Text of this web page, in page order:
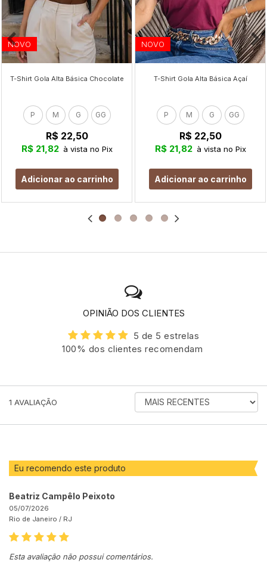
NOVO
T-Shirt Gola Alta Básica Chocolate
P M G GG
R$ 22,50
R$ 21,82 à vista no Pix
Adicionar ao carrinho
NOVO
T-Shirt Gola Alta Básica Açaí
P M G GG
R$ 22,50
R$ 21,82 à vista no Pix
Adicionar ao carrinho
OPINIÃO DOS CLIENTES
5 de 5 estrelas
100% dos clientes recomendam
1 AVALIAÇÃO
ORDENAR
AVALIAÇÕES
Eu recomendo este produto
Beatriz Campêlo Peixoto
05/07/2026
Rio de Janeiro / RJ
Esta avaliação não possui comentários.